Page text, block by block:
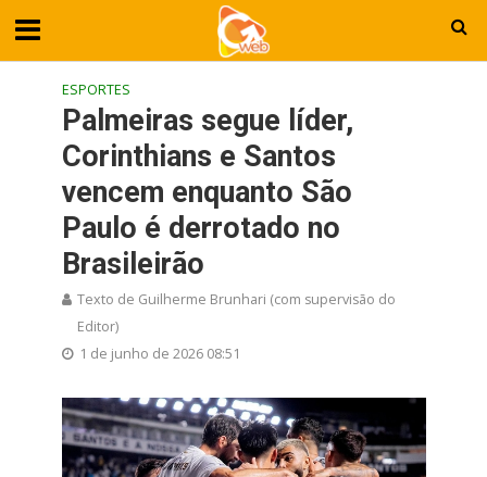
ESPORTES
Palmeiras segue líder,
Corinthians e Santos
vencem enquanto São
Paulo é derrotado no
Brasileirão
Texto de Guilherme Brunhari (com supervisão do
Editor)
1 de junho de 2026 08:51